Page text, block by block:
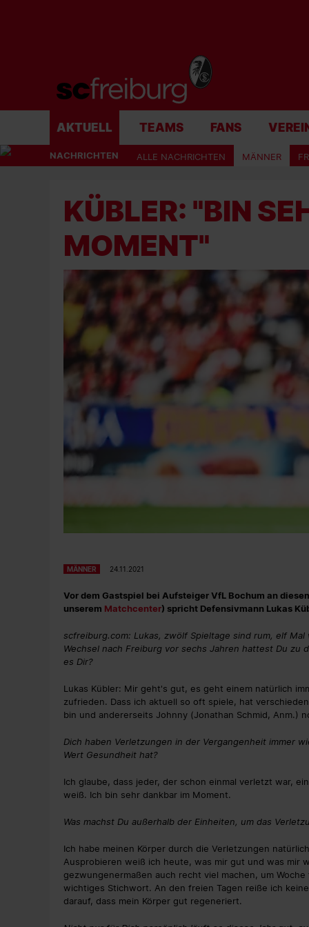
AKTUELL TEAMS FANS VEREIN
NACHRICHTEN ALLE NACHRICHTEN MÄNNER
KÜBLER: "BIN
MOMENT"
MÄNNER 24.11.2021
Vor dem Gastspiel bei Aufsteiger VfL Bochum an
unserem Matchcenter) spricht Defensivmann Lukas
scfreiburg.com: Lukas, zwölf Spieltage sind rum, elf
Wechsel nach Freiburg vor sechs Jahren hattest Du zu
es Dir?
Lukas Kübler: Mir geht's gut, es geht einem natürlich
zufrieden. Dass ich aktuell so oft spiele, hat
bin und andererseits Johnny (Jonathan Schmid, Anm.)
Dich haben Verletzungen in der Vergangenheit immer
Wert Gesundheit hat?
Ich glaube, dass jeder, der schon einmal verletzt war,
weiß. Ich bin sehr dankbar im Moment.
Was machst Du außerhalb der Einheiten, um das
Ich habe meinen Körper durch die Verletzungen
Ausprobieren weiß ich heute, was mir gut und was mir
gezwungenermaßen auch recht viel machen, um
wichtiges Stichwort. An den freien Tagen reiße ich
darauf, dass mein Körper gut regeneriert.